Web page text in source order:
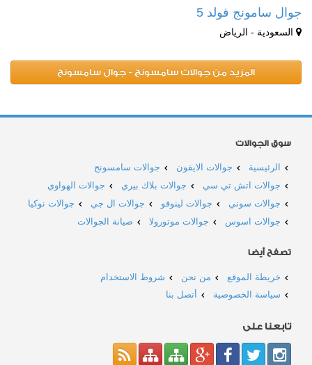
جوال سامونج فولد 5
السعودية - الرياض
المزيد من جوالات سامسونج - جوال سامسونج
سوق الجوالات
الرئيسية جوالات الايفون
جوالات سامسونج
جوالات اتش تي سي
جوالات بلاك بيري
جوالات الهواوي
جوالات سوني
جوالات لينوفو جوالات ال جي
جوالات نوكيا
جوالات اسوس
جوالات موتورولا صيانة الجوالات
تصفح أيضا
خريطة الموقع من نحن
شروط الاستخدام
سياسة الخصوصية
أتصل بنا
تابعنا على